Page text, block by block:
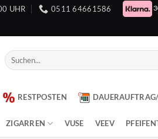
UHR 0511 64661586
Suche
nach:
RESTPOSTEN
ZIGARREN VUSE VEEV